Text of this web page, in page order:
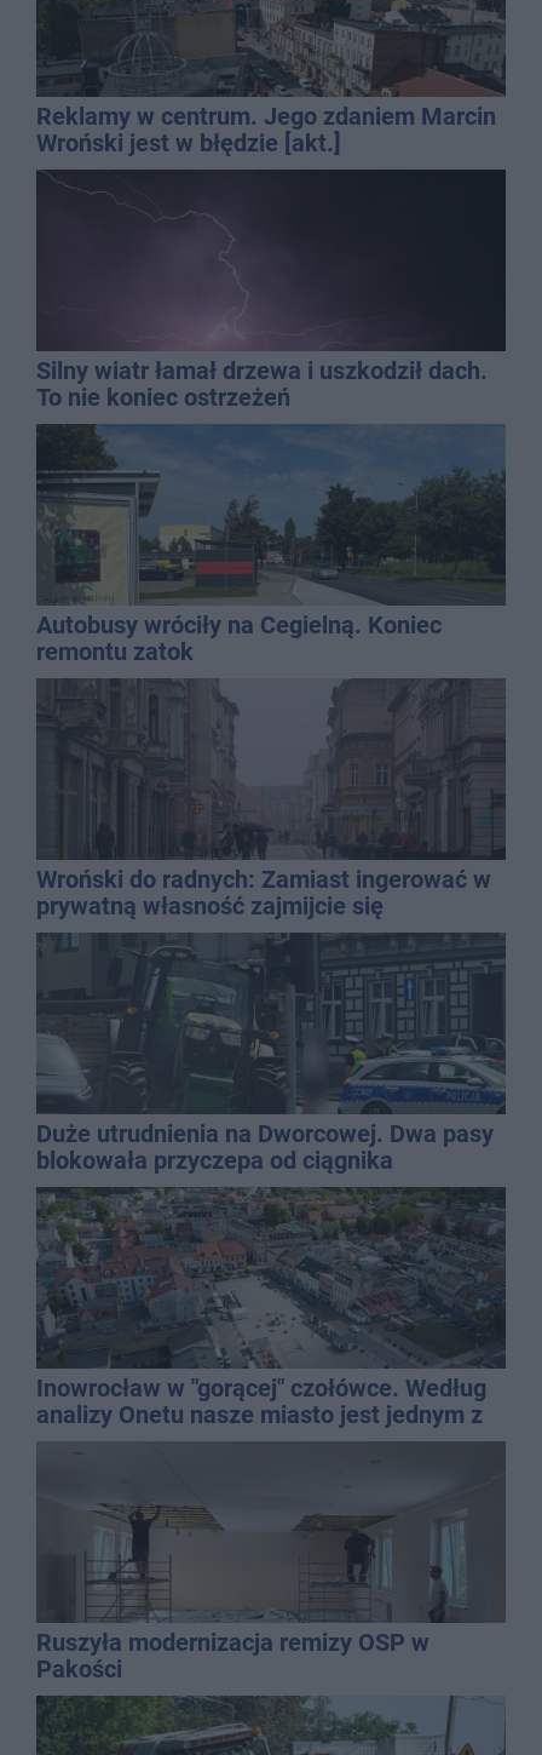
Reklamy w centrum. Jego zdaniem Marcin
Wroński jest w błędzie [akt.]
Silny wiatr łamał drzewa i uszkodził dach.
To nie koniec ostrzeżeń
Autobusy wróciły na Cegielną. Koniec
remontu zatok
Wroński do radnych: Zamiast ingerować w
prywatną własność zajmijcie się
gospodarką
Duże utrudnienia na Dworcowej. Dwa pasy
blokowała przyczepa od ciągnika
Inowrocław w "gorącej" czołówce. Według
analizy Onetu nasze miasto jest jednym z
najbardziej narażonych na upały
Ruszyła modernizacja remizy OSP w
Pakości